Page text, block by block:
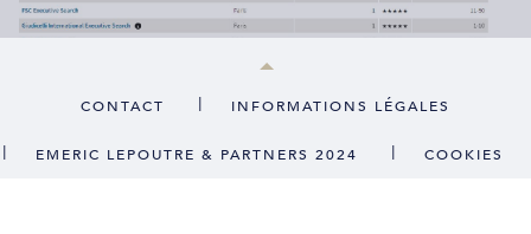
CONTACT | INFORMATIONS LÉGALES
| EMERIC LEPOUTRE & PARTNERS 2024 | COOKIES